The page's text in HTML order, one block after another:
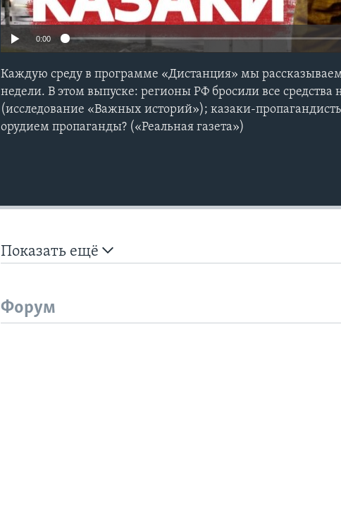
0:00
Каждую среду в программе «Дистанция» мы
недели. В этом выпуске: регионы РФ бросили все средства
(исследование «Важных историй»); казаки-
орудием пропаганды? («Реальная газета»)
Показать ещё
Форум